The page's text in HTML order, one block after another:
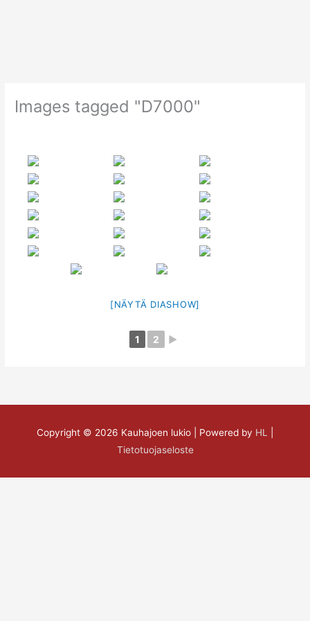
Images tagged "D7000"
[NÄYTÄ DIASHOW]
1 2 ►
Copyright © 2026 Kauhajoen lukio | Powered by HL
Tietotuojaseloste